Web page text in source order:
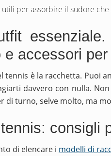
utili per assorbire il sudore
e accessori
è la racchetta. Puoi
davvero con nulla.
di turno, selve molto, ma
consigli
di elencare i modelli di